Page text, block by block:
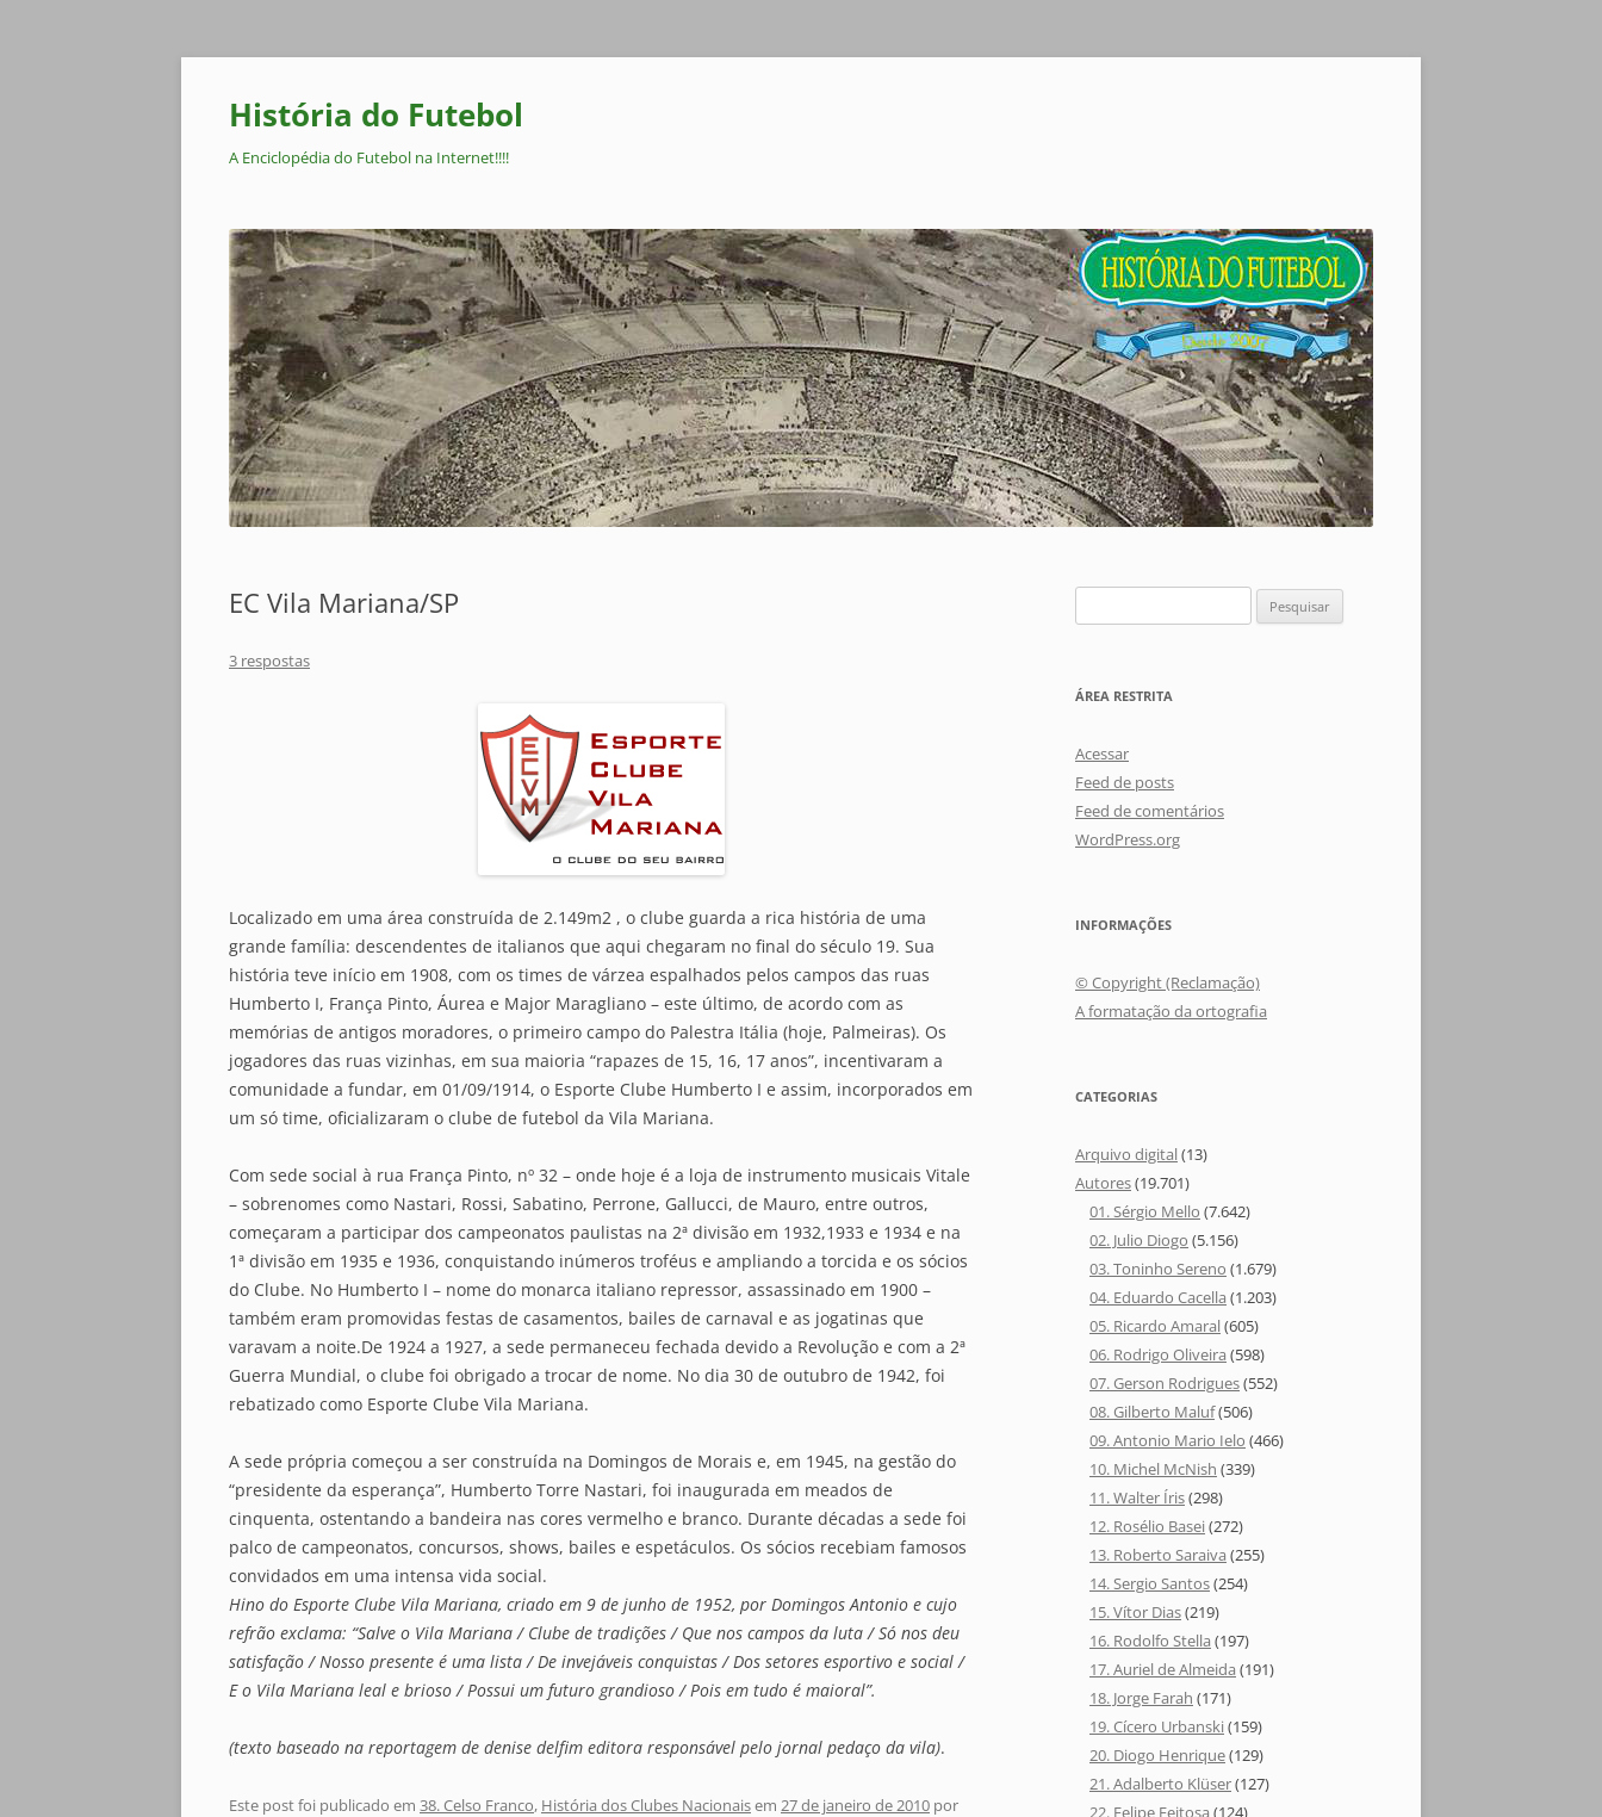
Pular
conteúdo
História do Futebol
A Enciclopédia do Futebol na Internet!!!!
EC Vila Mariana/SP
3 respostas
Localizado em uma área construída de 2.149m2 , o clube guarda a rica história de uma
grande família: descendentes de italianos que aqui chegaram no final do século 19. Sua
história teve início em 1908, com os times de várzea espalhados pelos campos das ruas
Humberto I, França Pinto, Áurea e Major Maragliano – este último, de acordo com as
memórias de antigos moradores, o primeiro campo do Palestra Itália (hoje, Palmeiras). Os
jogadores das ruas vizinhas, em sua maioria “rapazes de 15, 16, 17 anos”, incentivaram a
comunidade a fundar, em 01/09/1914, o Esporte Clube Humberto I e assim, incorporados em
um só time, oficializaram o clube de futebol da Vila Mariana.
Com sede social à rua França Pinto, nº 32 – onde hoje é a loja de instrumento musicais Vitale
– sobrenomes como Nastari, Rossi, Sabatino, Perrone, Gallucci, de Mauro, entre outros,
começaram a participar dos campeonatos paulistas na 2ª divisão em 1932,1933 e 1934 e na
1ª divisão em 1935 e 1936, conquistando inúmeros troféus e ampliando a torcida e os sócios
do Clube. No Humberto I – nome do monarca italiano repressor, assassinado em 1900 –
também eram promovidas festas de casamentos, bailes de carnaval e as jogatinas que
varavam a noite.De 1924 a 1927, a sede permaneceu fechada devido a Revolução e com a 2ª
Guerra Mundial, o clube foi obrigado a trocar de nome. No dia 30 de outubro de 1942, foi
rebatizado como Esporte Clube Vila Mariana.
A sede própria começou a ser construída na Domingos de Morais e, em 1945, na gestão do
“presidente da esperança”, Humberto Torre Nastari, foi inaugurada em meados de
cinquenta, ostentando a bandeira nas cores vermelho e branco. Durante décadas a sede foi
palco de campeonatos, concursos, shows, bailes e espetáculos. Os sócios recebiam famosos
convidados em uma intensa vida social.
Hino do Esporte Clube Vila Mariana, criado em 9 de junho de 1952, por Domingos Antonio e cujo
refrão exclama: “Salve o Vila Mariana / Clube de tradições / Que nos campos da luta / Só nos deu
satisfação / Nosso presente é uma lista / De invejáveis conquistas / Dos setores esportivo e social /
E o Vila Mariana leal e brioso / Possui um futuro grandioso / Pois em tudo é maioral”.
(texto baseado na reportagem de denise delfim editora responsável pelo jornal pedaço da vila).
Este post foi publicado em 38. Celso Franco, História dos Clubes Nacionaisem 27 de janeiro de 2010 por
por:
ÁREA RESTRITA
Acessar
Feed de posts
Feed de comentários
WordPress.org
INFORMAÇÕES
© Copyright (Reclamação)
A formatação da ortografia
CATEGORIAS
Arquivo digital(13)
Autores(19.701)
01. Sérgio Mello (7.642)
02. Julio Diogo (5.156)
03. Toninho Sereno (1.679)
04. Eduardo Cacella (1.203)
05. Ricardo Amaral(605)
06. Rodrigo Oliveira (598)
07. Gerson Rodrigues(552)
08. Gilberto Maluf(506)
09. Antonio Mario Ielo (466)
10. Michel McNish (339)
11. Walter Íris(298)
12. Rosélio Basei(272)
13. Roberto Saraiva (255)
14. Sergio Santos(254)
15. Vítor Dias(219)
16. Rodolfo Stella (197)
17. Auriel de Almeida (191)
18. Jorge Farah (171)
19. Cícero Urbanski(159)
20. Diogo Henrique(129)
21. Adalberto Klüser(127)
22. Felipe Feitosa (124)